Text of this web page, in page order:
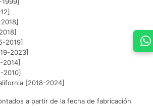
2019]
2023]
2014]
2010]
[2018-2024]
a partir de la fecha de fabricación